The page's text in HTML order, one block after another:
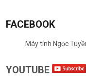
FACEBOOK
Máy tính Ngọc
YOUTUBE